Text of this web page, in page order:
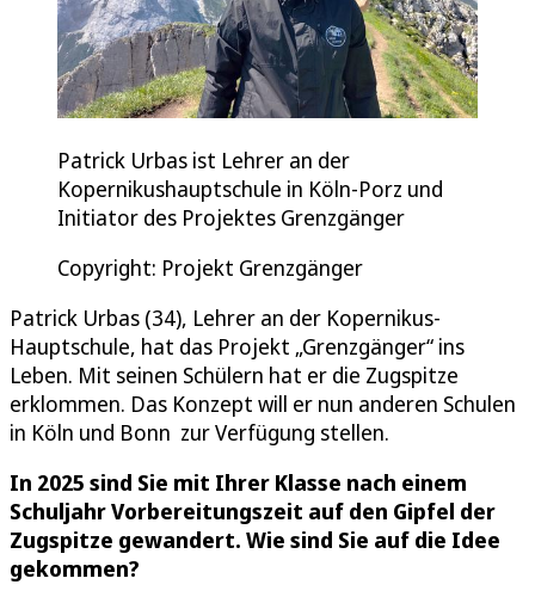
Patrick Urbas ist Lehrer an der
Kopernikushauptschule in Köln-Porz und
Initiator des Projektes Grenzgänger
Copyright: Projekt Grenzgänger
Patrick Urbas (34), Lehrer an der Kopernikus-
Hauptschule, hat das Projekt „Grenzgänger“ ins
Leben. Mit seinen Schülern hat er die Zugspitze
erklommen. Das Konzept will er nun anderen Schulen
in Köln und Bonn zur Verfügung stellen.
In 2025 sind Sie mit Ihrer Klasse nach einem
Schuljahr Vorbereitungszeit auf den Gipfel der
Zugspitze gewandert. Wie sind Sie auf die Idee
gekommen?